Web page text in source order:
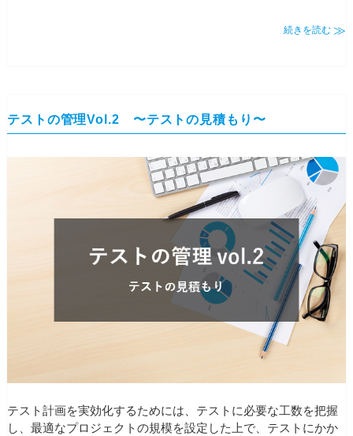
続きを読む
テストの管理Vol.2 〜テストの見積もり〜
テスト計画を実効化するためには、テストに必要な工数を把握
し、最適なプロジェクトの規模を設定した上で、テストにかか